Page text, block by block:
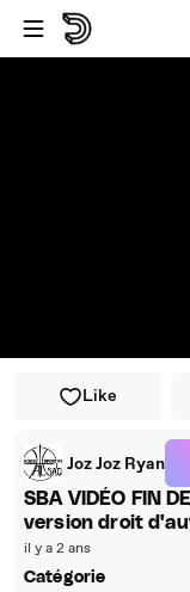
Passer au player
Passer au contenu
Like
Joz Joz Ryan
SBA VIDÉO FIN
version droit
il y a 2 ans
Catégorie